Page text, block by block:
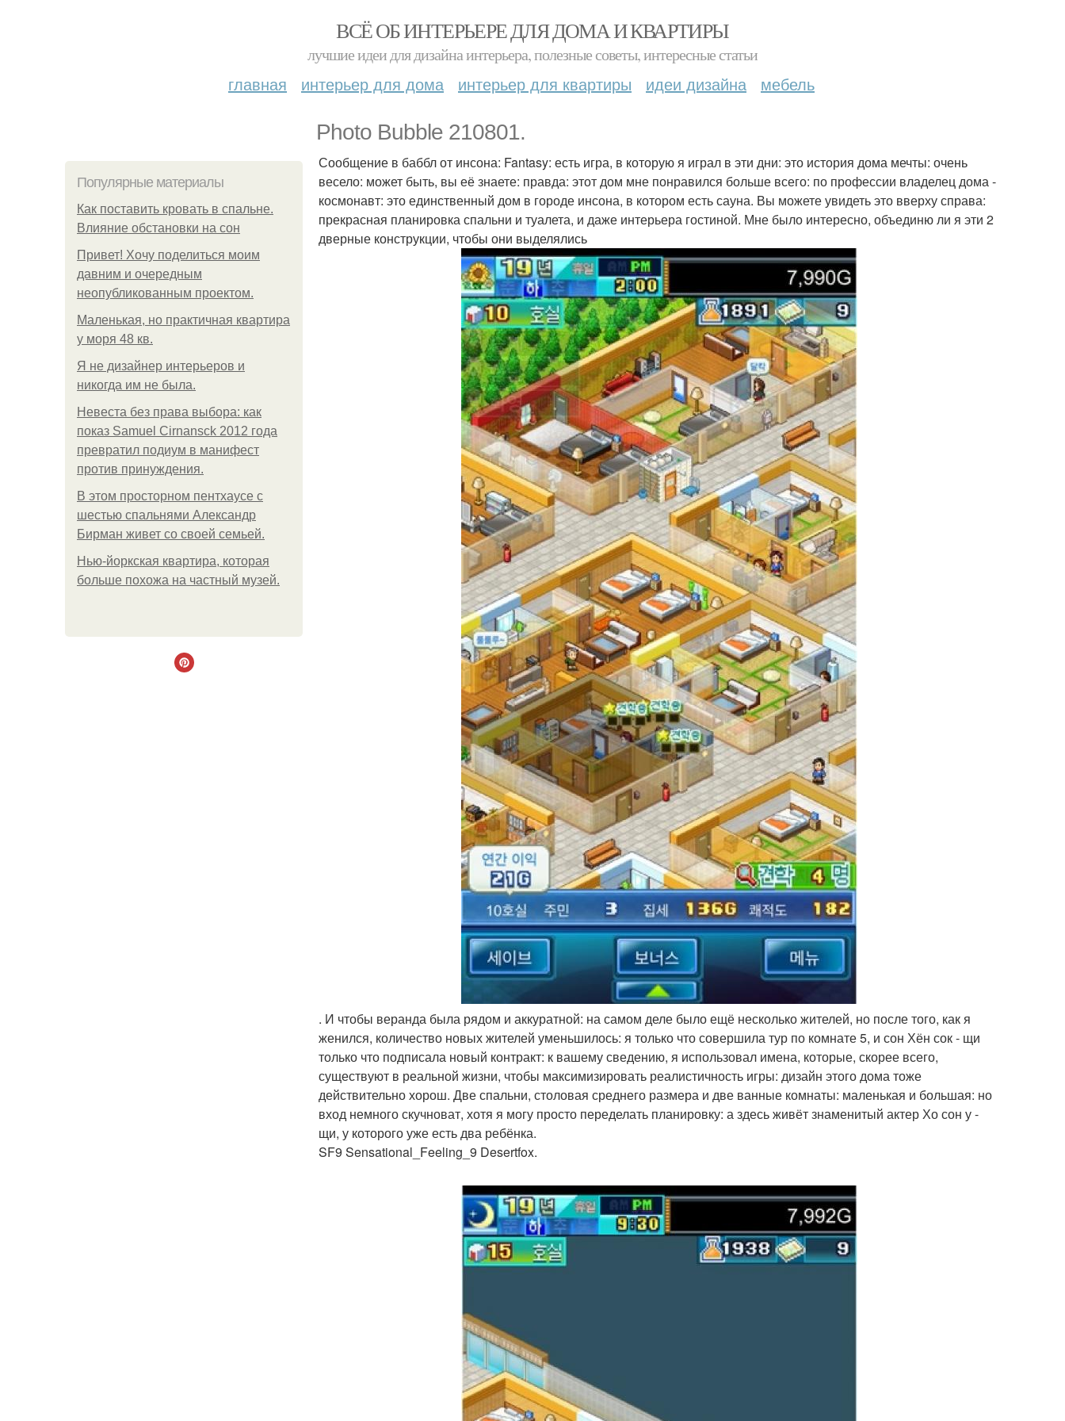
ВСЁ ОБ ИНТЕРЬЕРЕ ДЛЯ ДОМА И КВАРТИРЫ
лучшие идеи для дизайна интерьера, полезные советы, интересные статьи
главная интерьер для дома интерьер для квартиры идеи дизайна мебель
Photo Bubble 210801.
Популярные материалы
Как поставить кровать в спальне.
Влияние обстановки на сон
Привет! Хочу поделиться моим
давним и очередным
неопубликованным проектом.
Маленькая, но практичная квартира
у моря 48 кв.
Я не дизайнер интерьеров и
никогда им не была.
Невеста без права выбора: как
показ Samuel Cirnansck 2012 года
превратил подиум в манифест
против принуждения.
В этом просторном пентхаусе с
шестью спальнями Александр
Бирман живет со своей семьей.
Нью-йоркская квартира, которая
больше похожа на частный музей.
Сообщение в баббл от инсона: Fantasy: есть игра, в которую я играл в эти дни: это история дома мечты: очень
весело: может быть, вы её знаете: правда: этот дом мне понравился больше всего: по профессии владелец дома -
космонавт: это единственный дом в городе инсона, в котором есть сауна. Вы можете увидеть это вверху справа:
прекрасная планировка спальни и туалета, и даже интерьера гостиной. Мне было интересно, объединю ли я эти 2
дверные конструкции, чтобы они выделялись
. И чтобы веранда была рядом и аккуратной: на самом деле было ещё несколько жителей, но после того, как я
женился, количество новых жителей уменьшилось: я только что совершила тур по комнате 5, и сон Хён сок - щи
только что подписала новый контракт: к вашему сведению, я использовал имена, которые, скорее всего,
существуют в реальной жизни, чтобы максимизировать реалистичность игры: дизайн этого дома тоже
действительно хорош. Две спальни, столовая среднего размера и две ванные комнаты: маленькая и большая: но
вход немного скучноват, хотя я могу просто переделать планировку: а здесь живёт знаменитый актер Хо сон у -
щи, у которого уже есть два ребёнка.
SF9 Sensational_Feeling_9 Desertfox.